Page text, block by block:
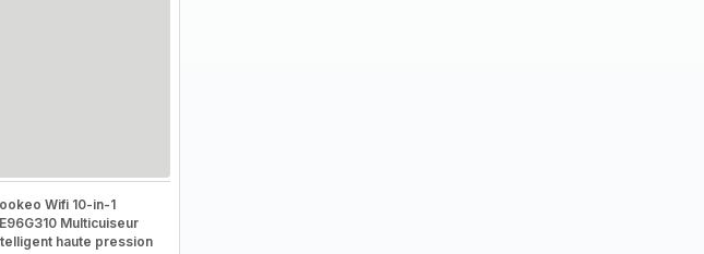
Wifi 10-in-1
Multicuiseur
haute pression